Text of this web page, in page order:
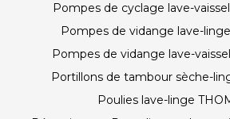
Pompes de cyclage lave-
Pompes de vidange lave-
Pompes de vidange lave-
Portillons de tambour sèche-
Poulies lave-linge